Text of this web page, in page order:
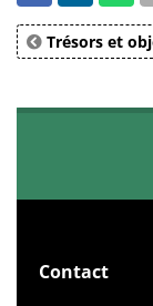
Trésors et
Contact